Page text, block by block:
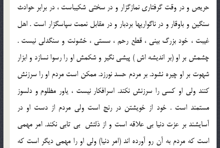
حريص و در وقت گرفتارى نمازگزار و در سختى شكيباست ، در برابر حوادث
سنگين و باوقار و در ناگواريها بردبار و در مقابل نعمت سپاسگزار است . اهل
غيبت ، خود بزرگ بينى ، قطع رحم ، سستى ، خشونت و سنگدلى نيست .
چشمش بر او (بر انديشه اش ) پيشى نگير و شكمش او را رسوا نسازد و ابزار
شهوت بر او چيره نشود. بر مردم حسد نورزد. ممكن است مردم او را سرزنش
كنند ولى او كسى را سرزنش نكند. اسرافكار نيست ، ياور مظلوم و دلسوز
مستمند است . خود از خويشتن در رنج است ولى مردم از دست او در
آسايشند بر عزت دنيا بى علاقه است و از ذلتش ‍ بى تابى نكند. امر مهمى
است كه مردم به آن رو آورده اند (امر دنيا) ولى او را مهمى ديگر است كه